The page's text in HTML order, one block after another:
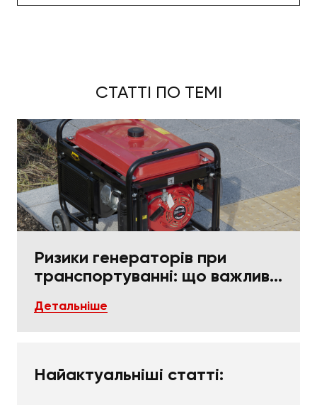
СТАТТІ ПО ТЕМІ
Ризики генераторів при
транспортуванні: що важливо
Детальніше
Найактуальніші статті: